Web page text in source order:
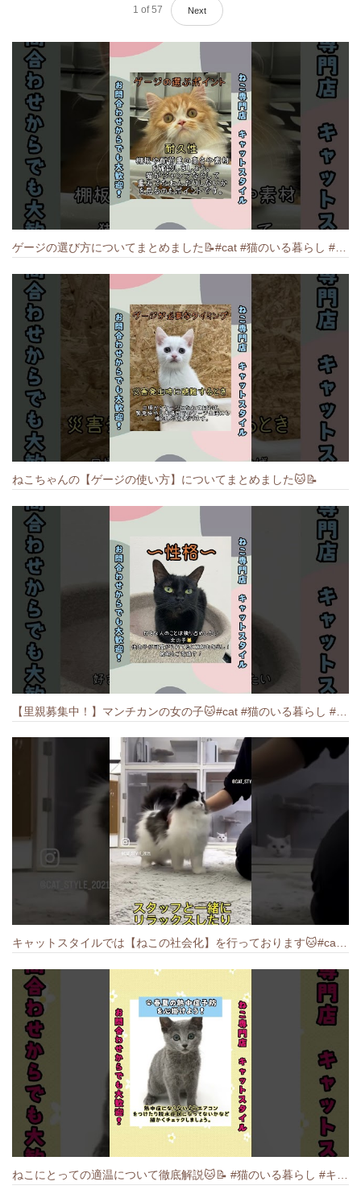
1 of 57 Next
ねこちゃんの【ゲージの使い方】についてまとめました️🐱📝
キャットスタイルでは【ねこの社会化】を行っております🐱#cat #catbreed #猫のいる暮らし #キャットスタイル #ねこ #ペットショップ